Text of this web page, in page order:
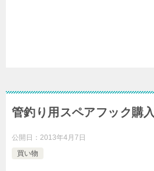
管釣り用スペアフック購入
公開日： 2013年4月7日
買い物